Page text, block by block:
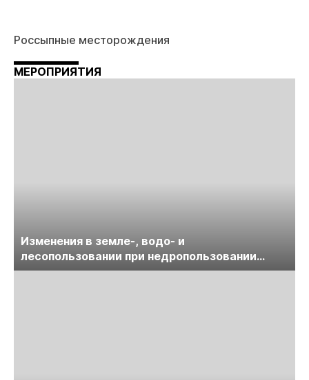
Россыпные месторождения
МЕРОПРИЯТИЯ
Изменения в земле-, водо- и
лесопользовании при недропользовании
обсудят на семинаре «ПравоТЭК»